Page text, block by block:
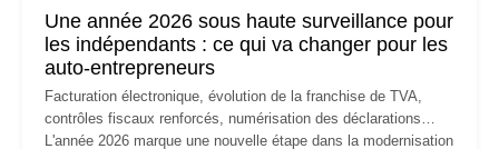
Une année 2026 sous haute surveillance pour
les indépendants : ce qui va changer pour les
auto-entrepreneurs
Facturation électronique, évolution de la franchise de TVA,
contrôles fiscaux renforcés, numérisation des déclarations…
L'année 2026 marque une nouvelle étape dans la modernisation